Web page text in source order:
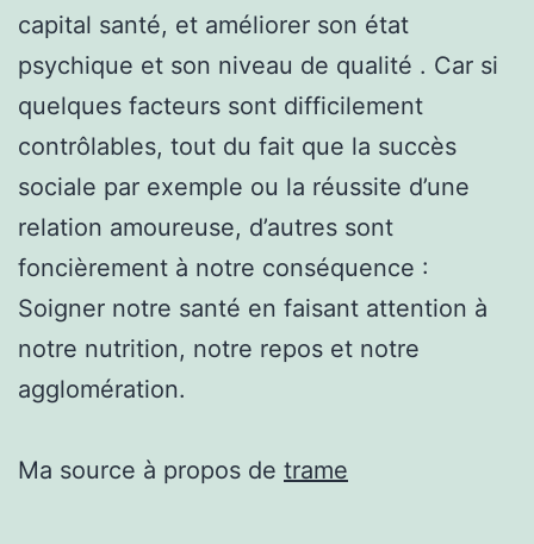
capital santé, et améliorer son état
psychique et son niveau de qualité . Car si
quelques facteurs sont difficilement
contrôlables, tout du fait que la succès
sociale par exemple ou la réussite d’une
relation amoureuse, d’autres sont
foncièrement à notre conséquence :
Soigner notre santé en faisant attention à
notre nutrition, notre repos et notre
agglomération.
Ma source à propos de trame